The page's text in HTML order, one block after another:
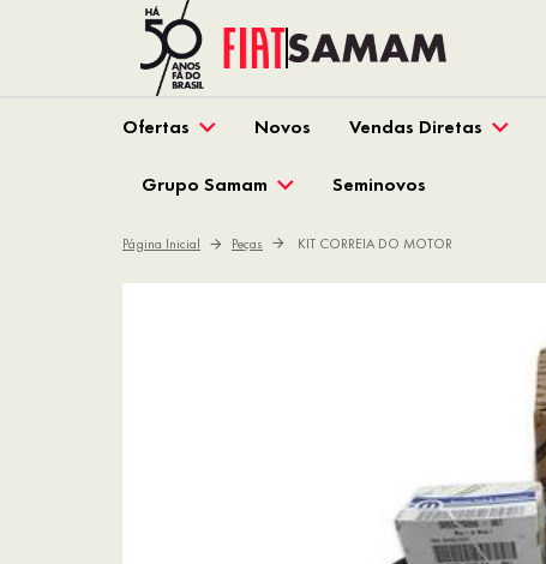
Ofertas Novos Vendas Diretas
Grupo Samam Seminovos
Página Inicial Peças KIT CORREIA DO MOTOR